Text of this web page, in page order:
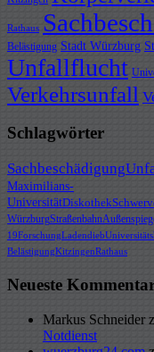
Rathaus
Belästigung Stadt Würzburg
Unfallflucht
Verkehrsunfall
Schlagwörter
Sachbeschädigung
Maximilians-
UniversitätDiskothek
WürzburgStraßenbahn
19ForschungLadendieb
BelästigungKitzingenRathaus
Neueste
Markus Schneider
Notdienst